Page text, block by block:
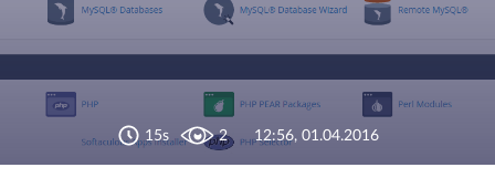
15s 2 12:56, 01.04.2016